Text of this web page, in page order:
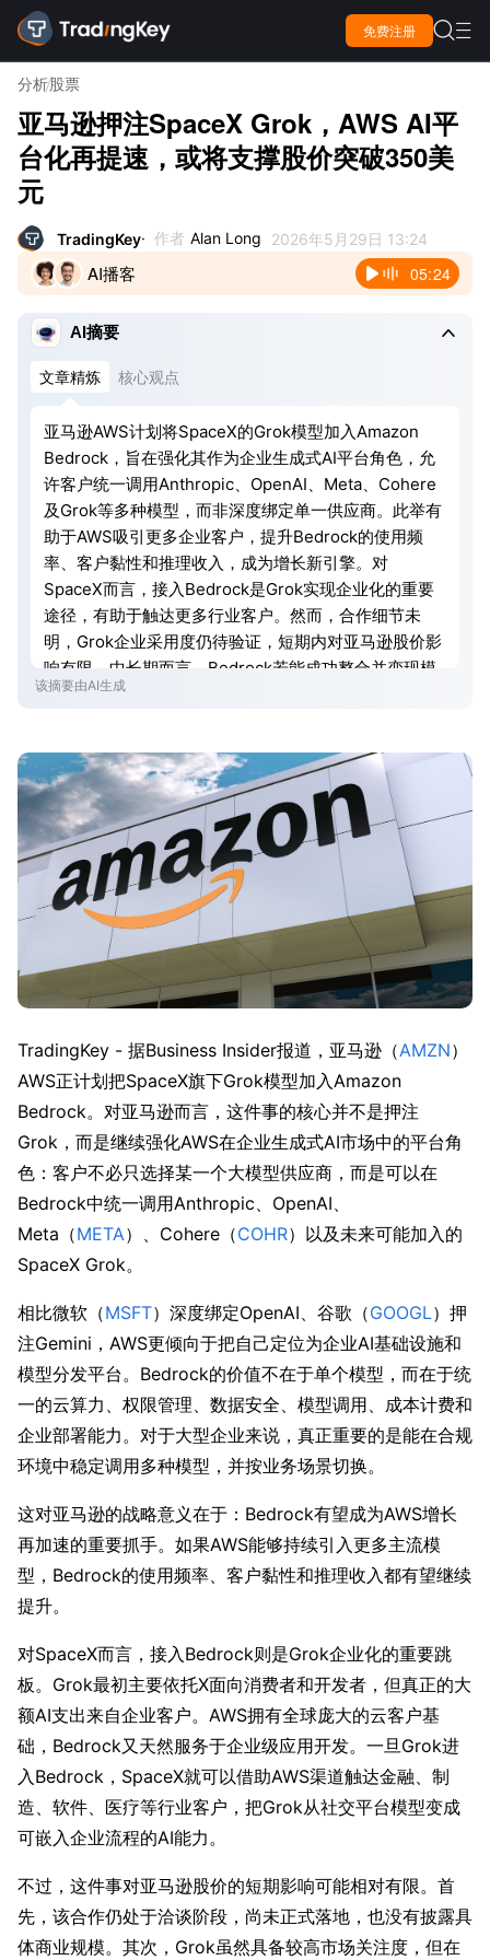
免费注册  
分析股票
亚马逊押注SpaceX Grok，AWS AI平
台化再提速，或将支撑股价突破350美
元
TradingKey 作者 Alan Long 2026年5月29日 13:24
AI播客 05:24
AI摘要 
文章精炼 核心观点
亚马逊AWS计划将SpaceX的Grok模型加入Amazon
Bedrock，旨在强化其作为企业生成式AI平台角色，允
许客户统一调用Anthropic、OpenAI、Meta、Cohere
及Grok等多种模型，而非深度绑定单一供应商。此举有
助于AWS吸引更多企业客户，提升Bedrock的使用频
率、客户黏性和推理收入，成为增长新引擎。对
SpaceX而言，接入Bedrock是Grok实现企业化的重要
途径，有助于触达更多行业客户。然而，合作细节未
明，Grok企业采用度仍待验证，短期内对亚马逊股价影
响有限。中长期而言，Bedrock若能成功整合并变现模
型资源，将有力带动AWS基础设施的整体消费，巩固亚
350美元乃至400美元。
该摘要由AI生成
TradingKey - 据Business Insider报道，亚马逊（AMZN）
AWS正计划把SpaceX旗下Grok模型加入Amazon
Bedrock。对亚马逊而言，这件事的核心并不是押注
Grok，而是继续强化AWS在企业生成式AI市场中的平台角
色：客户不必只选择某一个大模型供应商，而是可以在
Bedrock中统一调用Anthropic、OpenAI、
Meta（META）、Cohere（COHR）以及未来可能加入的
SpaceX Grok。
相比微软（MSFT）深度绑定OpenAI、谷歌（GOOGL）押
注Gemini，AWS更倾向于把自己定位为企业AI基础设施和
模型分发平台。Bedrock的价值不在于单个模型，而在于统
一的云算力、权限管理、数据安全、模型调用、成本计费和
企业部署能力。对于大型企业来说，真正重要的是能在合规
环境中稳定调用多种模型，并按业务场景切换。
这对亚马逊的战略意义在于：Bedrock有望成为AWS增长
再加速的重要抓手。如果AWS能够持续引入更多主流模
型，Bedrock的使用频率、客户黏性和推理收入都有望继续
提升。
对SpaceX而言，接入Bedrock则是Grok企业化的重要跳
板。Grok最初主要依托X面向消费者和开发者，但真正的大
额AI支出来自企业客户。AWS拥有全球庞大的云客户基
础，Bedrock又天然服务于企业级应用开发。一旦Grok进
入Bedrock，SpaceX就可以借助AWS渠道触达金融、制
造、软件、医疗等行业客户，把Grok从社交平台模型变成
可嵌入企业流程的AI能力。
不过，这件事对亚马逊股价的短期影响可能相对有限。首
先，该合作仍处于洽谈阶段，尚未正式落地，也没有披露具
体商业规模。其次，Grok虽然具备较高市场关注度，但在